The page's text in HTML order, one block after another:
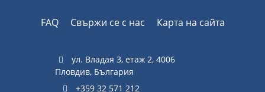
FAQ Свържи се с нас Карта на сайта
ул. Владая 3, етаж 2, 4006
Пловдив, България
+359 32 571 212